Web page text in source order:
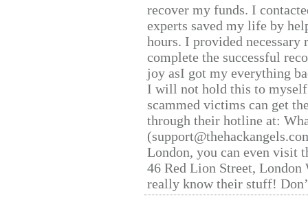
recover my funds. I
experts saved my life by
hours. I provided
complete the successful
joy asI got my everything
I will not hold this to
scammed victims can get
through their hotline at:
London, you can even visit
46 Red Lion Street, London
really know their stuff!